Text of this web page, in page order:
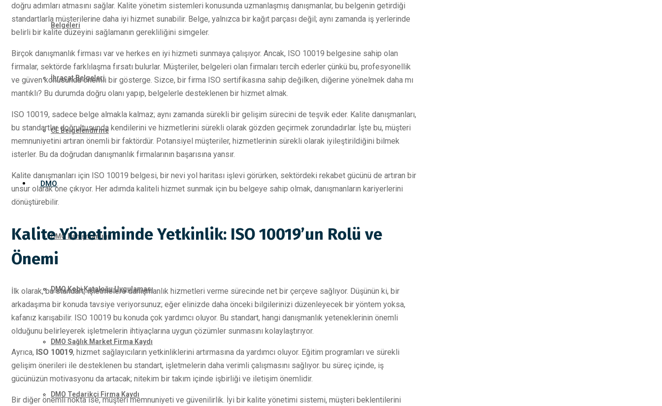
Belgeleri
İhracat Belgeleri
CE Belgelendirme
DMO
DMO Danışmanlığı
DMO Kobi Kataloğu Uygulaması
DMO Sağlık Market Firma Kaydı
DMO Tedarikçi Firma Kaydı
doğru adımları atmasını sağlar. Kalite yönetim sistemleri konusunda uzmanlaşmış danışmanlar, bu belgenin getirdiği
standartlarla müşterilerine daha iyi hizmet sunabilir. Belge, yalnızca bir kağıt parçası değil; aynı zamanda iş yerlerinde
belirli bir kalite düzeyini sağlamanın gerekliliğini simgeler.
Birçok danışmanlık firması var ve herkes en iyi hizmeti sunmaya çalışıyor. Ancak, ISO 10019 belgesine sahip olan
firmalar, sektörde farklılaşma fırsatı bulurlar. Müşteriler, belgeleri olan firmaları tercih ederler çünkü bu, profesyonellik
ve güven konusunda önemli bir gösterge. Sizce, bir firma ISO sertifikasına sahip değilken, diğerine yönelmek daha mı
mantıklı? Bu durumda doğru olanı yapıp, belgelerle desteklenen bir hizmet almak.
ISO 10019, sadece belge almakla kalmaz; aynı zamanda sürekli bir gelişim sürecini de teşvik eder. Kalite danışmanları,
bu standartlar doğrultusunda kendilerini ve hizmetlerini sürekli olarak gözden geçirmek zorundadırlar. İşte bu, müşteri
memnuniyetini artıran önemli bir faktördür. Potansiyel müşteriler, hizmetlerinin sürekli olarak iyileştirildiğini bilmek
isterler. Bu da doğrudan danışmanlık firmalarının başarısına yansır.
Kalite danışmanları için ISO 10019 belgesi, bir nevi yol haritası işlevi görürken, sektördeki rekabet gücünü de artıran bir
unsur olarak öne çıkıyor. Her adımda kaliteli hizmet sunmak için bu belgeye sahip olmak, danışmanların kariyerlerini
dönüştürebilir.
Kalite Yönetiminde Yetkinlik: ISO 10019’un Rolü ve
Önemi
İlk olarak, bu standart, işletmelere danışmanlık hizmetleri verme sürecinde net bir çerçeve sağlıyor. Düşünün ki, bir
arkadaşıma bir konuda tavsiye veriyorsunuz; eğer elinizde daha önceki bilgilerinizi düzenleyecek bir yöntem yoksa,
kafanız karışabilir. ISO 10019 bu konuda çok yardımcı oluyor. Bu standart, hangi danışmanlık yeteneklerinin önemli
olduğunu belirleyerek işletmelerin ihtiyaçlarına uygun çözümler sunmasını kolaylaştırıyor.
Ayrıca, ISO 10019, hizmet sağlayıcıların yetkinliklerini artırmasına da yardımcı oluyor. Eğitim programları ve sürekli
gelişim önerileri ile desteklenen bu standart, işletmelerin daha verimli çalışmasını sağlıyor. bu süreç içinde, iş
gücünüzün motivasyonu da artacak; nitekim bir takım içinde işbirliği ve iletişim önemlidir.
Bir diğer önemli nokta ise, müşteri memnuniyeti ve güvenilirlik. İyi bir kalite yönetimi sistemi, müşteri beklentilerini